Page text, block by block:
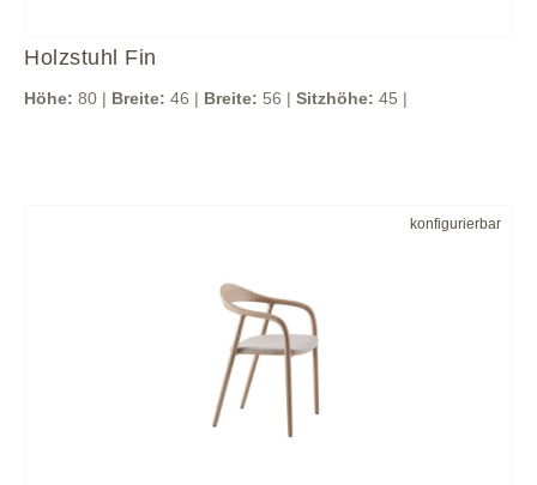
Holzstuhl Fin
Höhe: 80 | Breite: 46 | Breite: 56 | Sitzhöhe: 45 |
konfigurierbar